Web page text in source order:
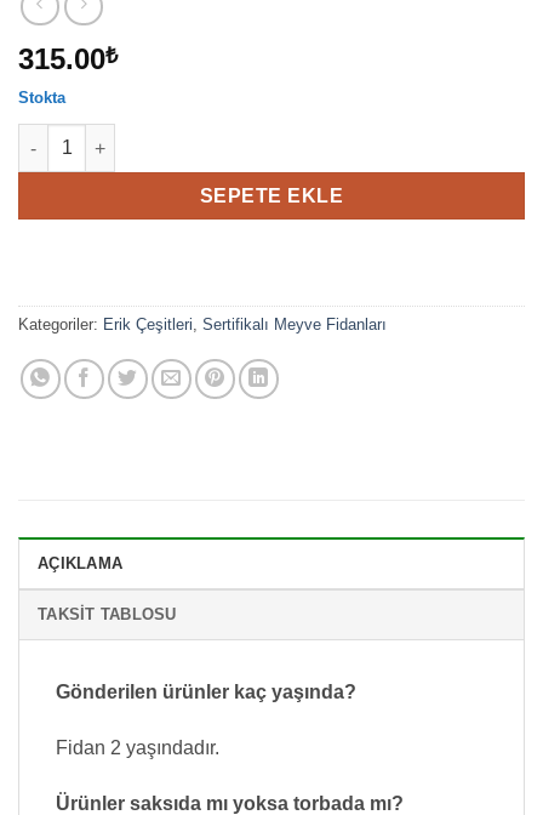
315.00₺
Stokta
Erik Fidanı Fortuna Erik, 2 Yaş adet
SEPETE EKLE
Kategoriler: Erik Çeşitleri, Sertifikalı Meyve Fidanları
AÇIKLAMA
TAKSIT TABLOSU
Gönderilen ürünler kaç yaşında?
Fidan 2 yaşındadır.
Ürünler saksıda mı yoksa torbada mı?